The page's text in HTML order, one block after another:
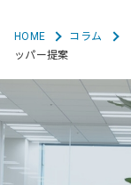
HOME コラム
ッパー提案